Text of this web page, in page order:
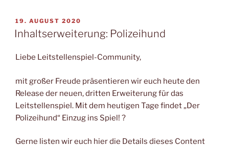
VERÖFFENTLICHT
AM
19. AUGUST 2020
Inhaltserweiterung: Polizeihund
Liebe Leitstellenspiel-Community,
mit großer Freude präsentieren wir euch heute den
Release der neuen, dritten Erweiterung für das
Leitstellenspiel. Mit dem heutigen Tage findet „Der
Polizeihund“ Einzug ins Spiel! ?
Gerne listen wir euch hier die Details dieses Content